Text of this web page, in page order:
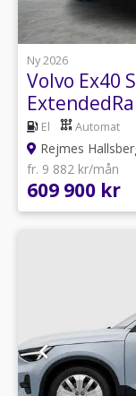
Ny 2026
Volvo Ex40
El Automat
Rejmes
fr. 9 882 kr/mån
609 900 kr